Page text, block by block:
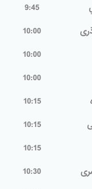
9:45
10:00
10:00
10:00
10:15
10:15
10:15
10:30